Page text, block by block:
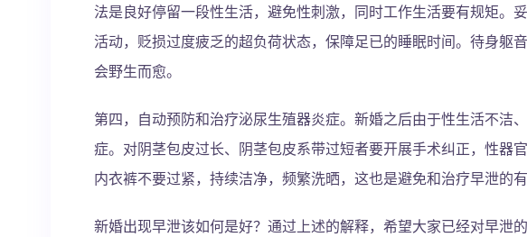
法是良好停留一段性生活，避免性刺激，同时工作生活要有规矩。
活动，贬损过度疲乏的超负荷状态，保障足已的睡眠时间。待身躯
会野生而愈。
第四，自动预防和治疗泌尿生殖器炎症。新婚之后由于性生活不洁
症。对阴茎包皮过长、阴茎包皮系带过短者要开展手术纠正，性器
内衣裤不要过紧，持续洁净，频繁洗晒，这也是避免和治疗早泄的有
新婚出现早泄该如何是好？通过上述的解释，希望大家已经对早泄